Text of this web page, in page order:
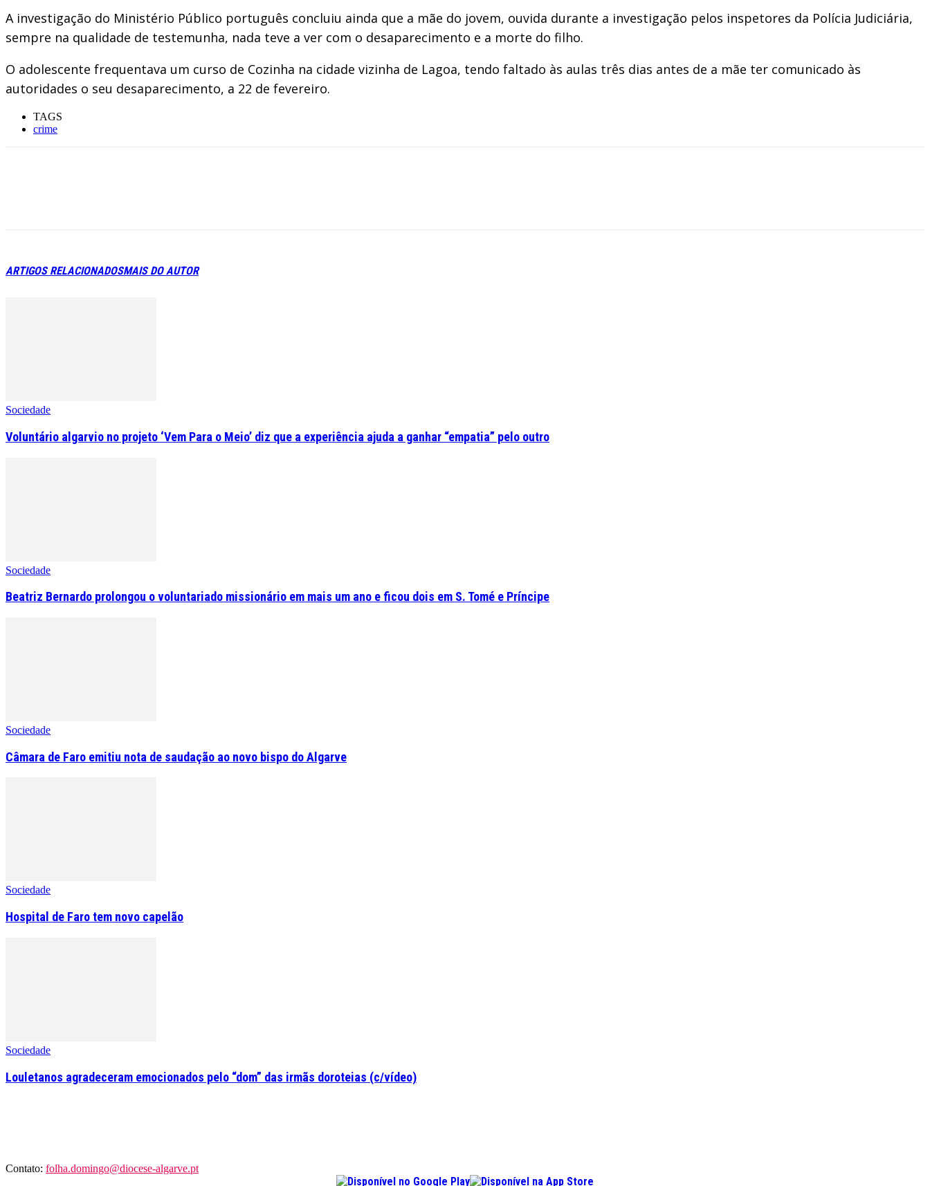
A investigação do Ministério Público português concluiu ainda que a mãe do jovem, ouvida durante a investigação pelos inspetores da Polícia Judiciária,
sempre na qualidade de testemunha, nada teve a ver com o desaparecimento e a morte do filho.
O adolescente frequentava um curso de Cozinha na cidade vizinha de Lagoa, tendo faltado às aulas três dias antes de a mãe ter comunicado às
autoridades o seu desaparecimento, a 22 de fevereiro.
TAGS
crime
ARTIGOS RELACIONADOSMAIS DO AUTOR
Sociedade
Voluntário algarvio no projeto ‘Vem Para o Meio’ diz que a experiência ajuda a ganhar “empatia” pelo outro
Sociedade
Beatriz Bernardo prolongou o voluntariado missionário em mais um ano e ficou dois em S. Tomé e Príncipe
Sociedade
Câmara de Faro emitiu nota de saudação ao novo bispo do Algarve
Sociedade
Hospital de Faro tem novo capelão
Sociedade
Louletanos agradeceram emocionados pelo “dom” das irmãs doroteias (c/vídeo)
Contato: folha.domingo@diocese-algarve.pt